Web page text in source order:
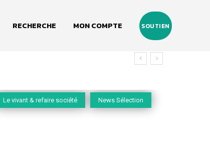
RECHERCHE MON COMPTE SOUTIEN
Le vivant & refaire société News Sélection